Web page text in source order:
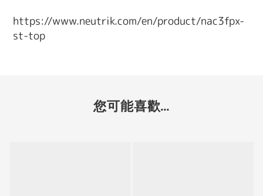
https://www.neutrik.com/en/product/nac3fpx-
st-top
您可能喜歡...